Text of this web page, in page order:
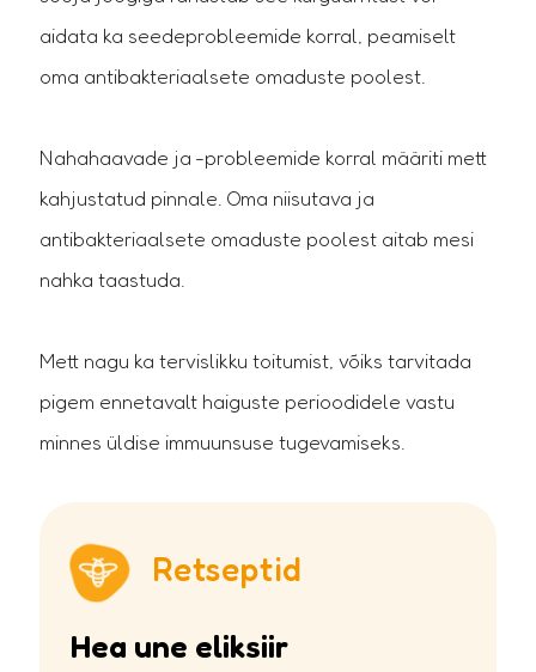
aidata ka seedeprobleemide korral, peamiselt
oma antibakteriaalsete omaduste poolest.
Nahahaavade ja -probleemide korral määriti mett
kahjustatud pinnale. Oma niisutava ja
antibakteriaalsete omaduste poolest aitab mesi
nahka taastuda.
Mett nagu ka tervislikku toitumist, võiks tarvitada
pigem ennetavalt haiguste perioodidele vastu
minnes üldise immuunsuse tugevamiseks.
Retseptid
Hea une eliksiir